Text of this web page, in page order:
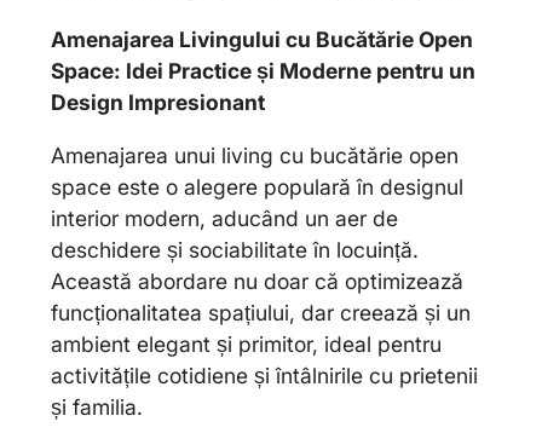
Amenajarea Livingului cu Bucătărie Open
Space: Idei Practice și Moderne pentru un
Design Impresionant
Amenajarea unui living cu bucătărie open
space este o alegere populară în designul
interior modern, aducând un aer de
deschidere și sociabilitate în locuință.
Această abordare nu doar că optimizează
funcționalitatea spațiului, dar creează și un
ambient elegant și primitor, ideal pentru
activitățile cotidiene și întâlnirile cu prietenii
și familia.